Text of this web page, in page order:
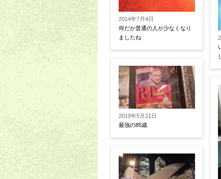
2014年7月4日
何だか普通の人が少なくなり
ましたね
2019年5月21日
最強の85歳